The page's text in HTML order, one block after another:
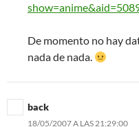
De momento no hay
nada de nada.
back
18/05/2007 A LAS 21:29:00